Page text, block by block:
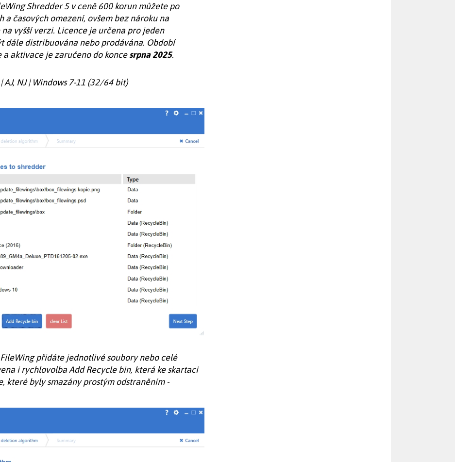
Shredder 5 v ceně 600 korun můžete po
časových omezení, ovšem bez nároku na
vyšší verzi. Licence je určena pro jeden
dále distribuována nebo prodávána. Období
aktivace je zaručeno do koncesrpna 2025.
NJ | Windows 7-11 (32/64 bit)
přidáte jednotlivé soubory nebo celé
i rychlovolba Add Recycle bin, která ke skartaci
které byly smazány prostým odstraněním -